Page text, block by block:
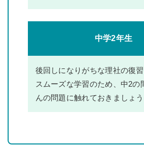
中学2年生
後回しになりがちな理社の復
スムーズな学習のため、中2の
んの問題に触れておきましょう